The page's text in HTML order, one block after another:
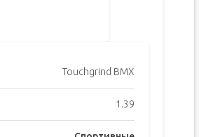
Touchgrind BMX
1.39